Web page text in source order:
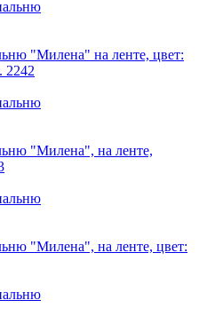
"Милена" на ленте, цвет:
2242
"Милена", на ленте,
"Милена", на ленте, цвет: